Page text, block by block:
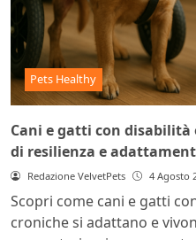
Pets Healthy
Cani e gatti con
di resilienza e
Redazione VelvetPets 4 Agosto
Scopri come cani e gatti
croniche si adattano e